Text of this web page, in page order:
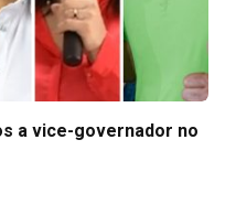
a vice-governador no